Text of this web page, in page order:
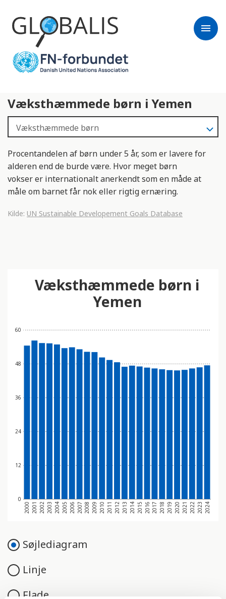
menu
Væksthæmmede børn i Yemen
Procentandelen af børn under 5 år, som er lavere for
alderen end de burde være. Hvor meget børn
vokser er internationalt anerkendt som en måde at
måle om barnet får nok eller rigtig ernæring.
Kilde: UN Sustainable Developement Goals Database
0
12
24
36
48
60
2000 2001 2002 2003 2004 2005 2006 2007 2008 2009 2010 2011 2012 2013 2014 2015 2016 2017 2018 2019 2020 2021 2022 2023 2024
Væksthæmmede børn i
Yemen
Søjlediagram
Linje
Flade